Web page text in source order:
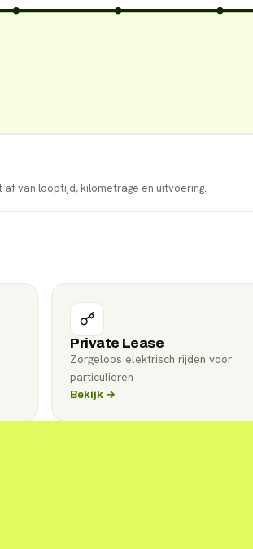
van looptijd, kilometrage en uitvoering.
Private Lease
Zorgeloos elektrisch rijden voor
particulieren
Bekijk →